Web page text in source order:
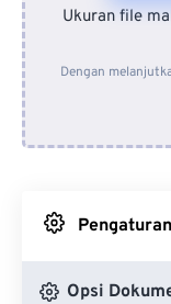
Ukuran file
Dengan
Opsi